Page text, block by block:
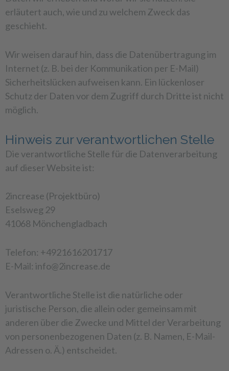
erläutert auch, wie und zu welchem Zweck das
geschieht.
Wir weisen darauf hin, dass die Datenübertragung im
Internet (z. B. bei der Kommunikation per E-Mail)
Sicherheitslücken aufweisen kann. Ein lückenloser
Schutz der Daten vor dem Zugriff durch Dritte ist nicht
möglich.
Hinweis zur verantwortlichen Stelle
Die verantwortliche Stelle für die Datenverarbeitung
auf dieser Website ist:
2increase (Projektbüro)
Eselsweg 29
41068 Mönchengladbach
Telefon: +4921616201717
E-Mail: info@2increase.de
Verantwortliche Stelle ist die natürliche oder
juristische Person, die allein oder gemeinsam mit
anderen über die Zwecke und Mittel der Verarbeitung
von personenbezogenen Daten (z. B. Namen, E-Mail-
Adressen o. Ä.) entscheidet.